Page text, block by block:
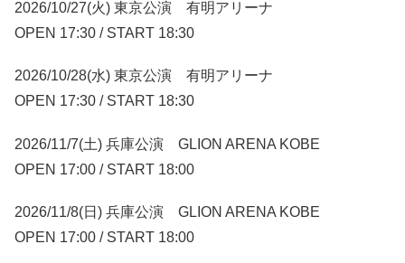
2026/10/27(火) 東京公演 有明アリーナ
OPEN 17:30 / START 18:30
2026/10/28(水) 東京公演 有明アリーナ
OPEN 17:30 / START 18:30
2026/11/7(土) 兵庫公演 GLION ARENA KOBE
OPEN 17:00 / START 18:00
2026/11/8(日) 兵庫公演 GLION ARENA KOBE
OPEN 17:00 / START 18:00